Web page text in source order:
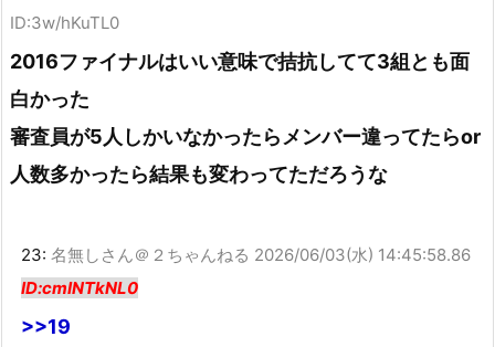
ID:3w/hKuTL0
2016ファイナルはいい意味で拮抗してて3組とも面
白かった
審査員が5人しかいなかったらメンバー違ってたらor
人数多かったら結果も変わってただろうな
23: 名無しさん＠２ちゃんねる 2026/06/03(水) 14:45:58.86
ID:cmINTkNL0
>>19